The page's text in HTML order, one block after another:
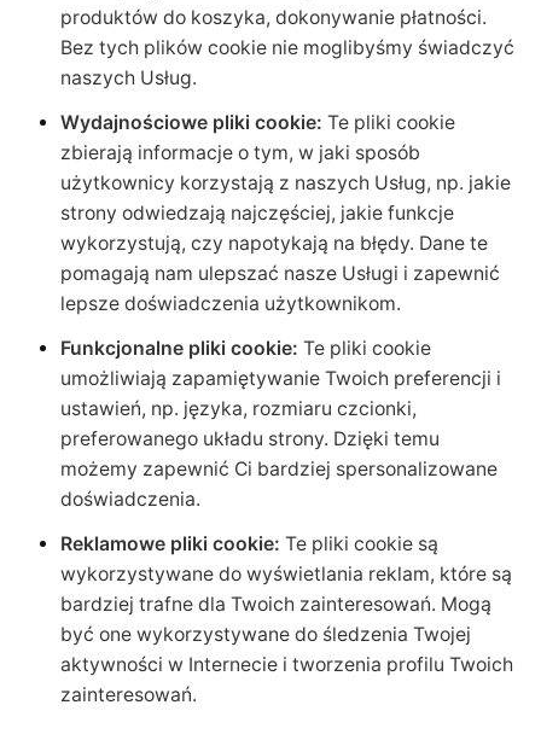
produktów do koszyka, dokonywanie płatności.
Bez tych plików cookie nie moglibyśmy świadczyć
naszych Usług.
Wydajnościowe pliki cookie: Te pliki cookie
zbierają informacje o tym, w jaki sposób
użytkownicy korzystają z naszych Usług, np. jakie
strony odwiedzają najczęściej, jakie funkcje
wykorzystują, czy napotykają na błędy. Dane te
pomagają nam ulepszać nasze Usługi i zapewnić
lepsze doświadczenia użytkownikom.
Funkcjonalne pliki cookie: Te pliki cookie
umożliwiają zapamiętywanie Twoich preferencji i
ustawień, np. języka, rozmiaru czcionki,
preferowanego układu strony. Dzięki temu
możemy zapewnić Ci bardziej spersonalizowane
doświadczenia.
Reklamowe pliki cookie: Te pliki cookie są
wykorzystywane do wyświetlania reklam, które są
bardziej trafne dla Twoich zainteresowań. Mogą
być one wykorzystywane do śledzenia Twojej
aktywności w Internecie i tworzenia profilu Twoich
zainteresowań.